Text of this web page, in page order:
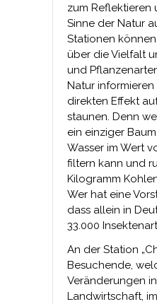
zum Reflektieren
Sinne der Natur
Stationen
über die Vielfalt
und
Natur
direkten Effekt
staunen. Denn
ein einziger
Wasser im Wert
filtern kann und
Kilogramm
Wer hat eine
dass allein in
33.000
An der Station
Besuchende,
Veränderungen
Landwirtschaft,